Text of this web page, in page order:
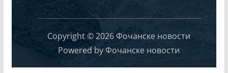
Copyright © 2026 Фочанске новости
Powered by Фочанске новости